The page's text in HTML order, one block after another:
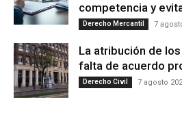
competencia y
Derecho Mercantil 7
La atribución de
falta de acuerdo
Derecho Civil 7 agosto